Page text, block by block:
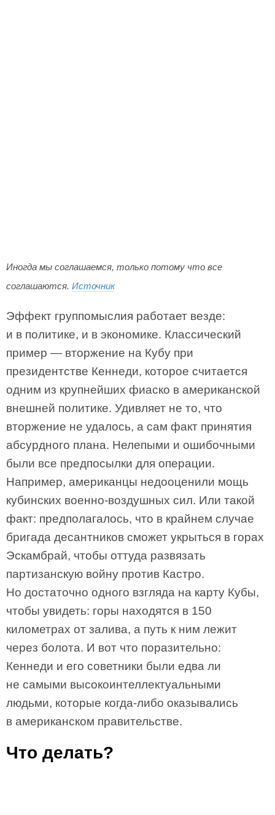
Иногда мы соглашаемся, только потому что все
соглашаются. Источник
Эффект группомыслия работает везде:
и в политике, и в экономике. Классический
пример — вторжение на Кубу при
президентстве Кеннеди, которое считается
одним из крупнейших фиаско в американской
внешней политике. Удивляет не то, что
вторжение не удалось, а сам факт принятия
абсурдного плана. Нелепыми и ошибочными
были все предпосылки для операции.
Например, американцы недооценили мощь
кубинских военно-воздушных сил. Или такой
факт: предполагалось, что в крайнем случае
бригада десантников сможет укрыться в горах
Эскамбрай, чтобы оттуда развязать
партизанскую войну против Кастро.
Но достаточно одного взгляда на карту Кубы,
чтобы увидеть: горы находятся в 150
километрах от залива, а путь к ним лежит
через болота. И вот что поразительно:
Кеннеди и его советники были едва ли
не самыми высокоинтеллектуальными
людьми, которые когда-либо оказывались
в американском правительстве.
Что делать?